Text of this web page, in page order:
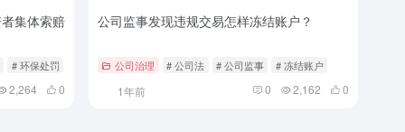
集体索赔
# 环保处罚
2,264 0
公司监事发现违规交易怎样冻结账户？
公司治理 # 公司法 # 公司监事 # 冻结账户
1年前 0 2,162 0